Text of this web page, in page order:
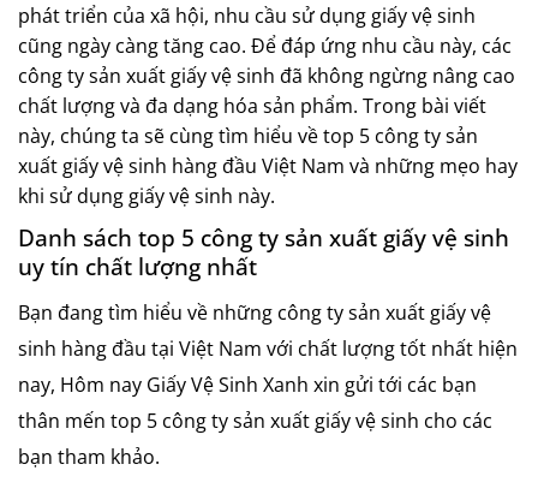
phát triển của xã hội, nhu cầu sử dụng giấy vệ sinh
cũng ngày càng tăng cao. Để đáp ứng nhu cầu này, các
công ty sản xuất giấy vệ sinh đã không ngừng nâng cao
chất lượng và đa dạng hóa sản phẩm. Trong bài viết
này, chúng ta sẽ cùng tìm hiểu về top 5 công ty sản
xuất giấy vệ sinh hàng đầu Việt Nam và những mẹo hay
khi sử dụng giấy vệ sinh này.
Danh sách top 5 công ty sản xuất giấy vệ sinh
uy tín chất lượng nhất
Bạn đang tìm hiểu về những công ty sản xuất giấy vệ
sinh hàng đầu tại Việt Nam với chất lượng tốt nhất hiện
nay, Hôm nay Giấy Vệ Sinh Xanh xin gửi tới các bạn
thân mến top 5 công ty sản xuất giấy vệ sinh cho các
bạn tham khảo.